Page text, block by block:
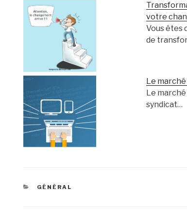
votre
Vous êtes
de
Le
Le
syndicat…
CATÉGORIES
GÉNÉRAL